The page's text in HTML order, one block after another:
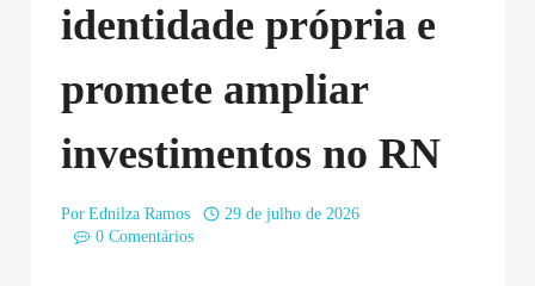
identidade própria e
promete ampliar
investimentos no RN
Por Ednilza Ramos
29 de julho de 2026
0 Comentários